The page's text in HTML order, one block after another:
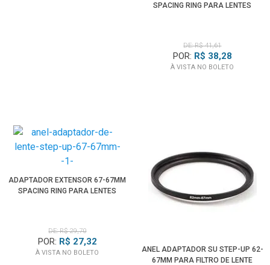
SPACING RING PARA LENTES
DE: R$ 41,61
POR: R$ 38,28
À VISTA NO BOLETO
ADAPTADOR EXTENSOR 67-67MM
SPACING RING PARA LENTES
DE: R$ 29,70
POR: R$ 27,32
À VISTA NO BOLETO
ANEL ADAPTADOR SU STEP-UP 62-
67MM PARA FILTRO DE LENTE